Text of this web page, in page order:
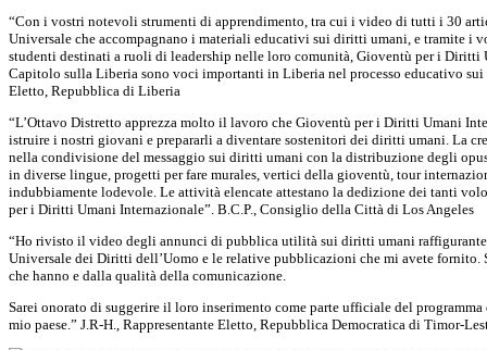
“Con i vostri notevoli strumenti di apprendimento, tra cui i video di tutti i 30
Universale che accompagnano i materiali educativi sui diritti umani, e tramite i
studenti destinati a ruoli di leadership nelle loro comunità, Gioventù per i Diritti
Capitolo sulla Liberia sono voci importanti in Liberia nel processo educativo
Eletto, Repubblica di Liberia
“L’Ottavo Distretto apprezza molto il lavoro che Gioventù per i Diritti Umani
istruire i nostri giovani e prepararli a diventare sostenitori dei diritti umani. La
nella condivisione del messaggio sui diritti umani con la distribuzione degli
in diverse lingue, progetti per fare murales, vertici della gioventù, tour
indubbiamente lodevole. Le attività elencate attestano la dedizione dei tanti
per i Diritti Umani Internazionale”. B.C.P., Consiglio della Città di Los Angeles
“Ho rivisto il video degli annunci di pubblica utilità sui diritti umani
Universale dei Diritti dell’Uomo e le relative pubblicazioni che mi avete
che hanno e dalla qualità della comunicazione.
Sarei onorato di suggerire il loro inserimento come parte ufficiale del
mio paese.” J.R-H., Rappresentante Eletto, Repubblica Democratica di Timor-